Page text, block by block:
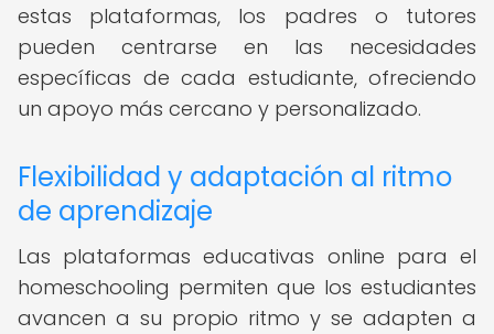
estas plataformas, los padres o tutores
pueden centrarse en las necesidades
específicas de cada estudiante, ofreciendo
un apoyo más cercano y personalizado.
Flexibilidad y adaptación al ritmo
de aprendizaje
Las plataformas educativas online para el
homeschooling permiten que los estudiantes
avancen a su propio ritmo y se adapten a